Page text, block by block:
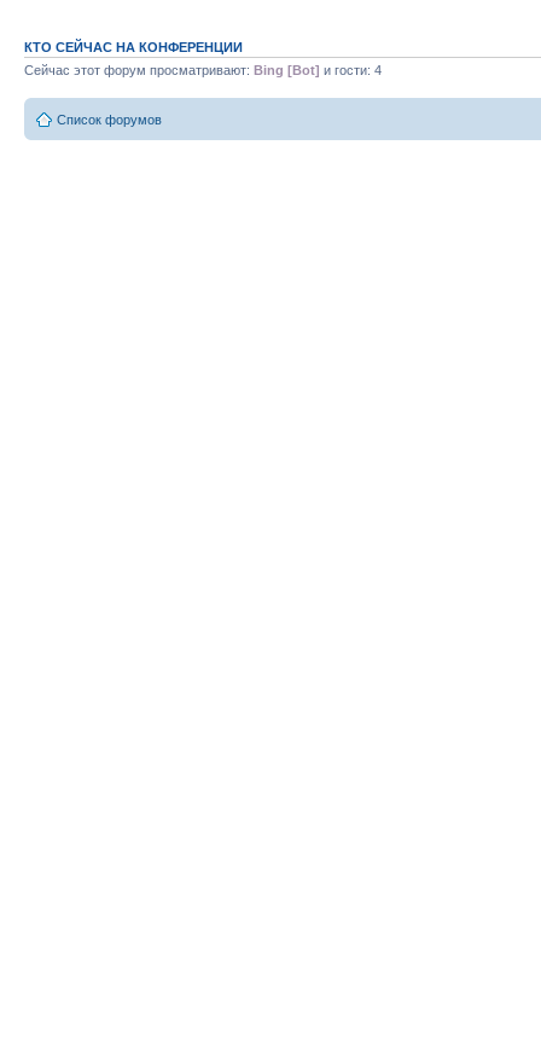
КТО СЕЙЧАС НА КОНФЕРЕНЦИИ
Сейчас этот форум просматривают: Bing [Bot] и гости: 4
Список форумов